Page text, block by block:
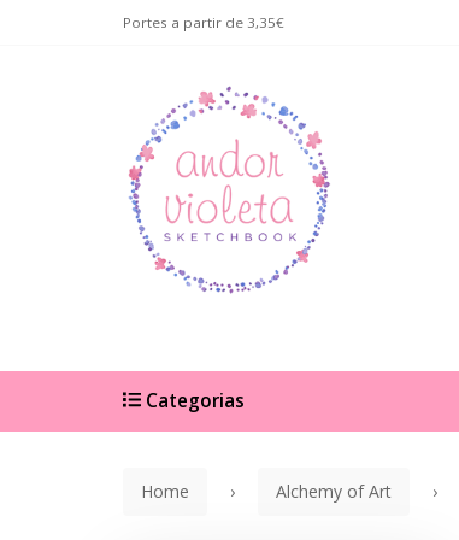
Portes a partir de 3,35€
Categorias
Home Alchemy of Art